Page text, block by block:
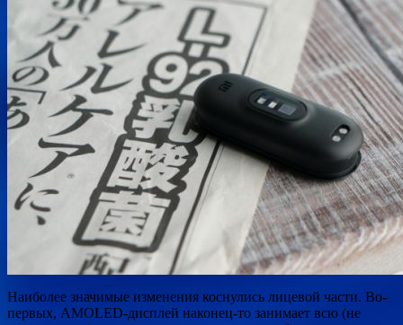
Наиболее значимые изменения коснулись лицевой части. Во-
первых, AMOLED-дисплей наконец-то занимает всю (не